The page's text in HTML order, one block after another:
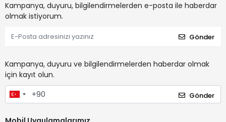
Kampanya, duyuru, bilgilendirmelerden e-posta ile haberdar
olmak istiyorum.
Gönder
Kampanya, duyuru ve bilgilendirmelerden haberdar olmak
için kayıt olun.
Gönder